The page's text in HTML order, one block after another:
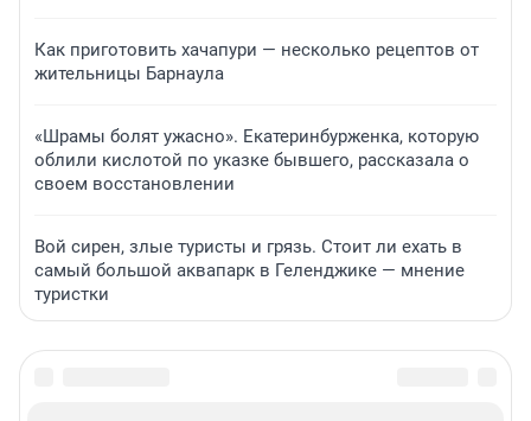
Как приготовить хачапури — несколько рецептов от
жительницы Барнаула
«Шрамы болят ужасно». Екатеринбурженка, которую
облили кислотой по указке бывшего, рассказала о
своем восстановлении
Вой сирен, злые туристы и грязь. Стоит ли ехать в
самый большой аквапарк в Геленджике — мнение
туристки